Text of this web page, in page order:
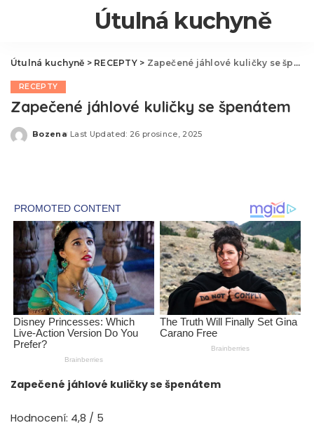
Útulná kuchyně
Útulná kuchyně > RECEPTY> Zapečené jáhlové kuličky se špenátem
RECEPTY
Zapečené jáhlové kuličky se špenátem
Posted
Bozena Last Updated: 26 prosince, 2025
Zapečené jáhlové kuličky se špenátem
Hodnocení: 4,8 / 5